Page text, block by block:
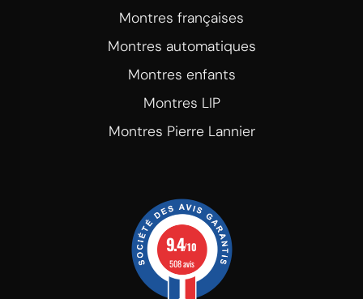
Montres françaises
Montres automatiques
Montres enfants
Montres LIP
Montres Pierre Lannier
9.4/10
508 avis